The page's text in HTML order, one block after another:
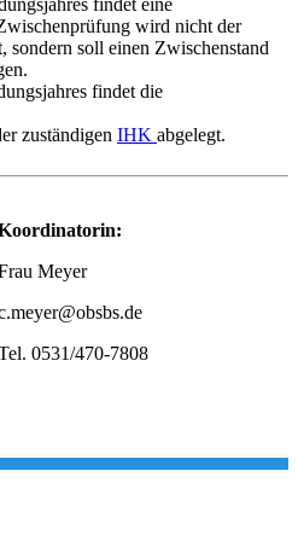
wird nicht der
sondern soll einen Zwischenstand
findet die
zuständigen IHK abgelegt.
Meyer
0531/470-7808